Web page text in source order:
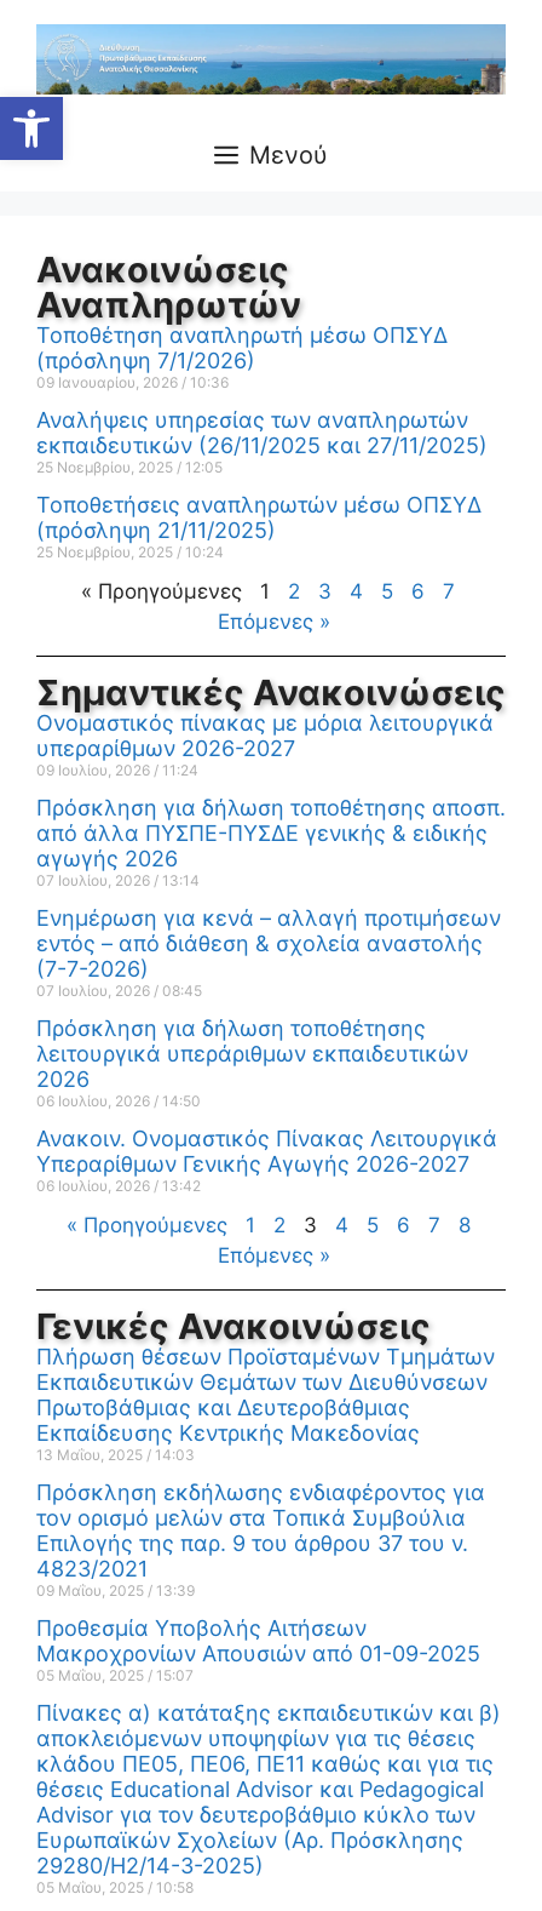
Ανοίξτε τη γραμμή εργαλείων
Μενού
Ανακοινώσεις
Αναπληρωτών
Τοποθέτηση αναπληρωτή μέσω ΟΠΣΥΔ
(πρόσληψη 7/1/2026)
09 Ιανουαρίου, 2026 10:36
Αναλήψεις υπηρεσίας των αναπληρωτών
εκπαιδευτικών (26/11/2025 και 27/11/2025)
25 Νοεμβρίου, 2025 12:05
Τοποθετήσεις αναπληρωτών μέσω ΟΠΣΥΔ
(πρόσληψη 21/11/2025)
25 Νοεμβρίου, 2025 10:24
« Προηγούμενες 1 2 3 4 5 6
7
Επόμενες »
Σημαντικές Ανακοινώσεις
Ονομαστικός πίνακας με μόρια λειτουργικά
υπεραρίθμων 2026-2027
09 Ιουλίου, 2026 11:24
Πρόσκληση για δήλωση τοποθέτησης αποσπ.
από άλλα ΠΥΣΠΕ-ΠΥΣΔΕ γενικής & ειδικής
αγωγής 2026
07 Ιουλίου, 2026 13:14
Ενημέρωση για κενά – αλλαγή προτιμήσεων
εντός – από διάθεση & σχολεία αναστολής
(7-7-2026)
07 Ιουλίου, 2026 08:45
Πρόσκληση για δήλωση τοποθέτησης
λειτουργικά υπεράριθμων εκπαιδευτικών
2026
06 Ιουλίου, 2026 14:50
Ανακοιν. Ονομαστικός Πίνακας Λειτουργικά
Υπεραρίθμων Γενικής Αγωγής 2026-2027
06 Ιουλίου, 2026 13:42
« Προηγούμενες 1 2 3 4 5 6 7
8
Επόμενες »
Γενικές Ανακοινώσεις
Πλήρωση θέσεων Προϊσταμένων Τμημάτων
Εκπαιδευτικών Θεμάτων των Διευθύνσεων
Πρωτοβάθμιας και Δευτεροβάθμιας
Εκπαίδευσης Κεντρικής Μακεδονίας
13 Μαΐου, 2025 14:03
Πρόσκληση εκδήλωσης ενδιαφέροντος για
τον ορισμό μελών στα Τοπικά Συμβούλια
Επιλογής της παρ. 9 του άρθρου 37 του ν.
4823/2021
09 Μαΐου, 2025 13:39
Προθεσμία Υποβολής Αιτήσεων
Μακροχρονίων Απουσιών από 01-09-2025
05 Μαΐου, 2025 15:07
Πίνακες α) κατάταξης εκπαιδευτικών και β)
αποκλειόμενων υποψηφίων για τις θέσεις
κλάδου ΠΕ05, ΠΕ06, ΠΕ11 καθώς και για τις
θέσεις Educational Advisor και Pedagogical
Advisor για τον δευτεροβάθμιο κύκλο των
Ευρωπαϊκών Σχολείων (Αρ. Πρόσκλησης
29280/Η2/14-3-2025)
05 Μαΐου, 2025 10:58